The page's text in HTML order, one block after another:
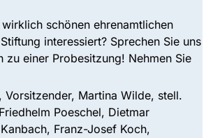
schönen ehrenamtlichen
interessiert? Sprechen Sie uns
zu einer Probesitzung! Nehmen Sie
Vorsitzender, Martina Wilde, stell.
Poeschel, Dietmar
Franz-Josef Koch,